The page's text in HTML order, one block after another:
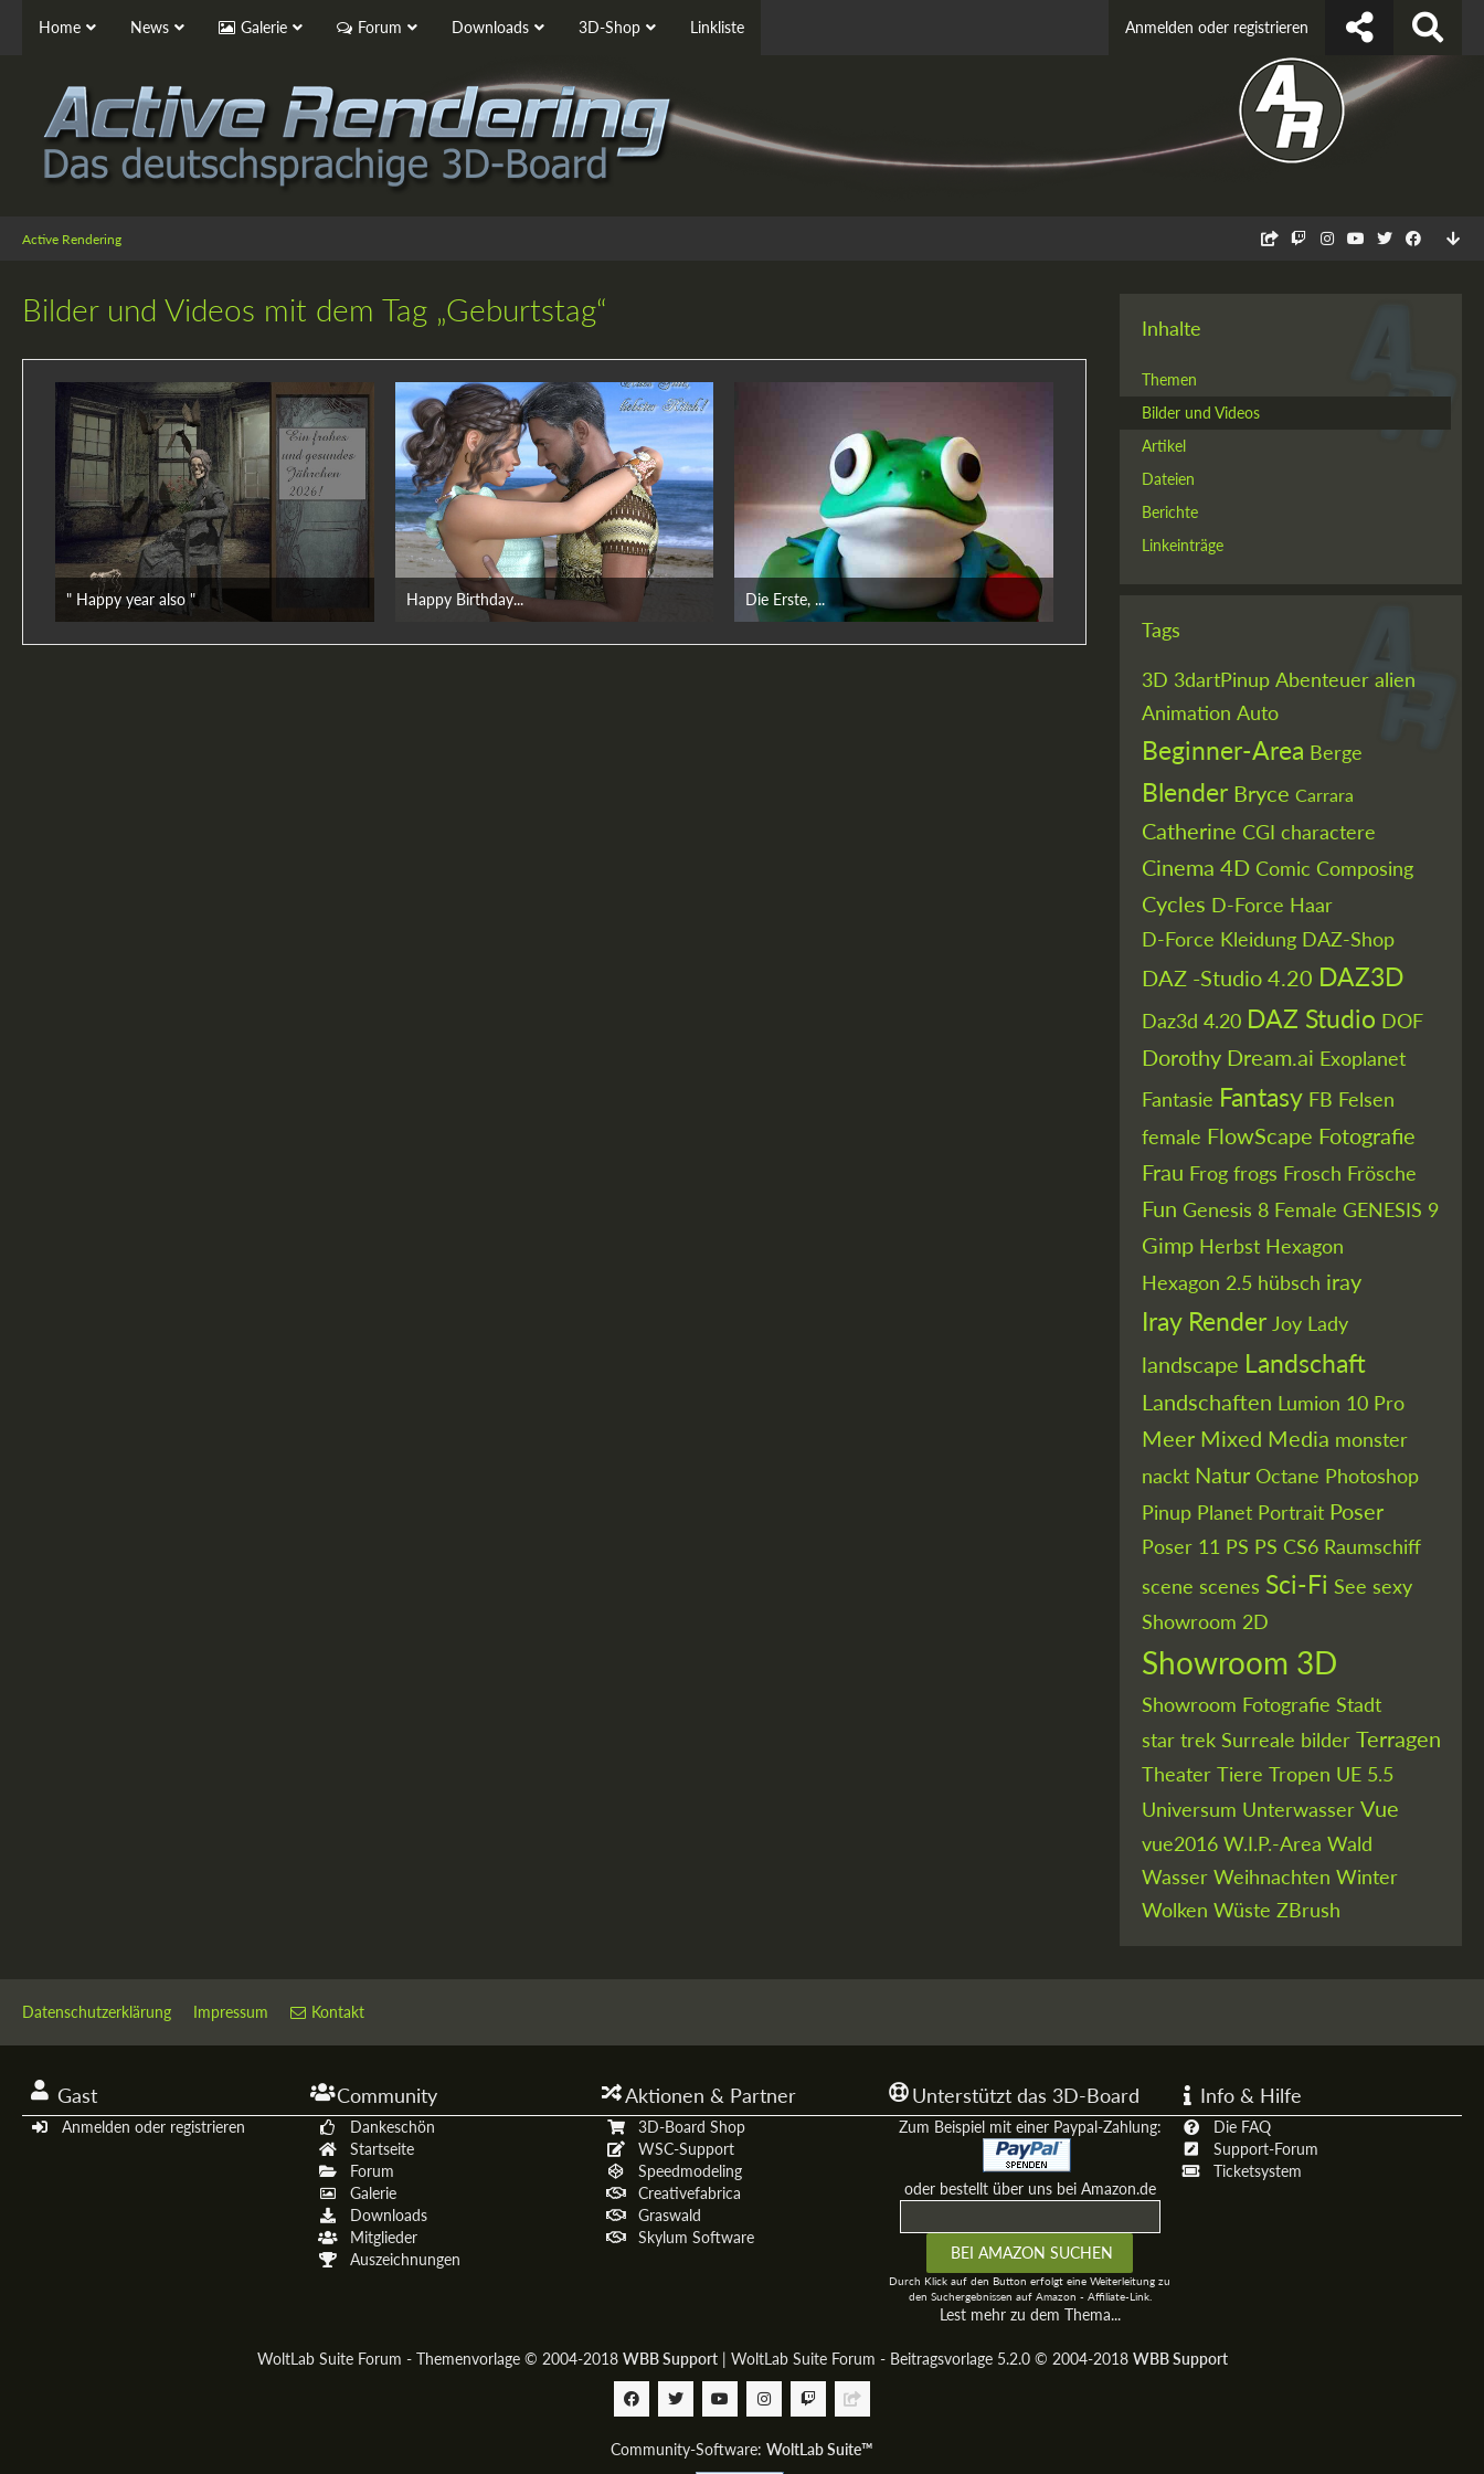
Home News Galerie Forum Downloads 3D-Shop Linkliste Anmelden oder registrieren
Active Rendering
Bilder und Videos mit dem Tag „Geburtstag“
" Happy year also "
3. Juni 2026
Happy Birthday...
10. September 2024
Die Erste, ...
10. September 2023
Inhalte
Themen
Bilder und Videos
Artikel
Dateien
Berichte
Linkeinträge
Tags
3D 3dartPinup Abenteuer alien
Animation Auto
Beginner-Area Berge
Blender Bryce Carrara
Catherine CGI charactere
Cinema 4D Comic Composing
Cycles D-Force Haar
D-Force Kleidung DAZ-Shop
DAZ -Studio 4.20 DAZ3D
Daz3d 4.20 DAZ Studio DOF
Dorothy Dream.ai Exoplanet
Fantasie Fantasy FB Felsen
female FlowScape Fotografie
Frau Frog frogs Frosch Frösche
Fun Genesis 8 Female GENESIS 9
Gimp Herbst Hexagon
Hexagon 2.5 hübsch iray
Iray Render Joy Lady
landscape Landschaft
Landschaften Lumion 10 Pro
Meer Mixed Media monster
nackt Natur Octane Photoshop
Pinup Planet Portrait Poser
Poser 11 PS PS CS6 Raumschiff
scene scenes Sci-Fi See sexy
Showroom 2D
Showroom 3D
Showroom Fotografie Stadt
star trek Surreale bilder Terragen
Theater Tiere Tropen UE 5.5
Universum Unterwasser Vue
vue2016 W.I.P.-Area Wald
Wasser Weihnachten Winter
Wolken Wüste ZBrush
Datenschutzerklärung Impressum Kontakt
Gast
Anmelden oder registrieren
Community
Dankeschön
Startseite
Forum
Galerie
Downloads
Mitglieder
Auszeichnungen
Aktionen & Partner
3D-Board Shop
WSC-Support
Speedmodeling
Creativefabrica
Graswald
Skylum Software
Unterstützt das 3D-Board
Zum Beispiel mit einer Paypal-Zahlung:
oder bestellt über uns bei Amazon.de
Durch Klick auf den Button erfolgt eine Weiterleitung zu
den Suchergebnissen auf Amazon - Affiliate-Link.
Lest mehr zu dem Thema...
Info & Hilfe
Die FAQ
Support-Forum
Ticketsystem
WoltLab Suite Forum - Themenvorlage © 2004-2018 WBB Support| WoltLab Suite Forum - Beitragsvorlage 5.2.0 © 2004-2018 WBB Support
Community-Software: WoltLab Suite™